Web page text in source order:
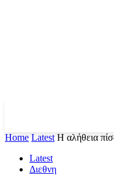
Home Latest Η αλήθεια
Latest
Διεθνη